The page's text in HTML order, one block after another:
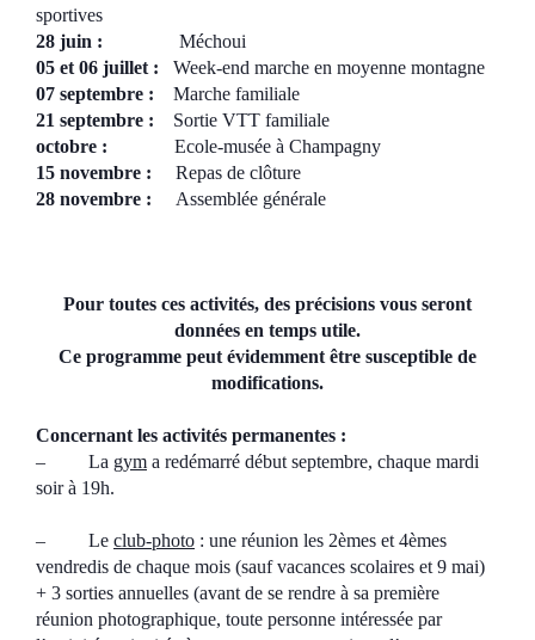
sportives
28 juin :
Méchoui
05 et 06 juillet :
Week-end marche en moyenne montagne
07 septembre :
Marche familiale
21 septembre :
Sortie VTT familiale
octobre :
Ecole-musée à Champagny
15 novembre :
Repas de clôture
28 novembre :
Assemblée générale
Pour toutes ces activités, des précisions vous seront
données en temps utile.
Ce programme peut évidemment être susceptible de
modifications.
Concernant les activités permanentes :
–
La gym a redémarré début septembre, chaque mardi
soir à 19h.
– Le club-photo : une réunion les 2èmes et 4èmes
vendredis de chaque mois (sauf vacances scolaires et 9 mai)
+ 3 sorties annuelles (avant de se rendre à sa première
réunion photographique, toute personne intéressée par